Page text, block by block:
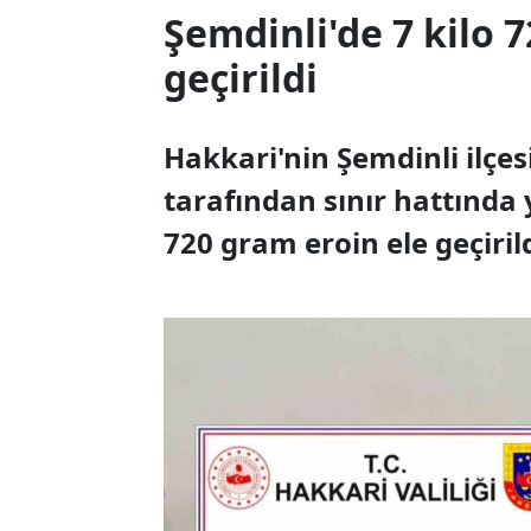
Şemdinli'de 7 kilo
geçirildi
Hakkari'nin Şemdinli
tarafından sınır
720 gram eroin ele